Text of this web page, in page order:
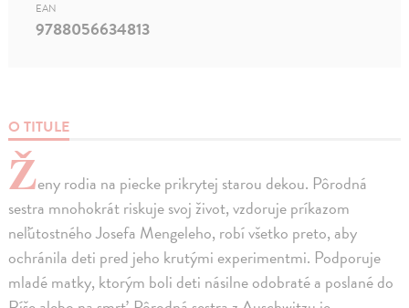
O TITULE
Ženy rodia na piecke prikrytej starou dekou. Pôrodná
sestra mnohokrát riskuje svoj život, vzdoruje príkazom
neľútostného Josefa Mengeleho, robí všetko preto, aby
ochránila deti pred jeho krutými experimentmi. Podporuje
mladé matky, ktorým boli deti násilne odobraté a poslané do
EAN
9788056634813